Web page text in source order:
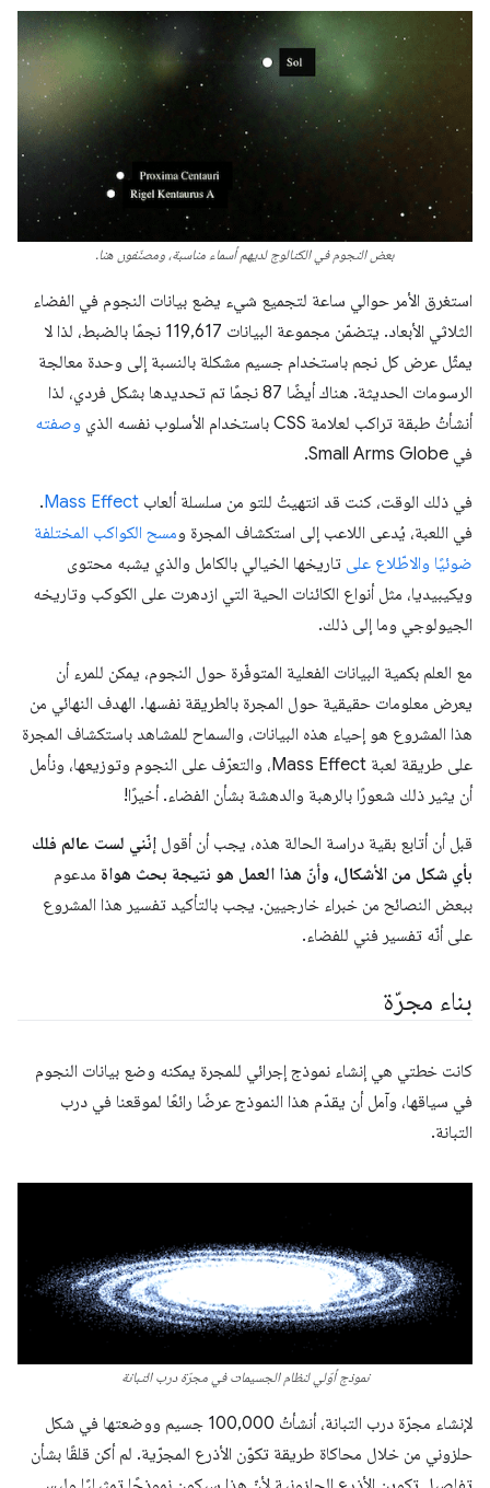
بعض النجوم في الكتالوج لديهم أسماء مناسبة، ومصنّفون هنا.
استغرق الأمر حوالي ساعة لتجميع شيء يضع بيانات النجوم في الفضاء
الثلاثي الأبعاد. يتضمّن مجموعة البيانات 119,617 نجمًا بالضبط، لذا لا
يمثّل عرض كل نجم باستخدام جسيم مشكلة بالنسبة إلى وحدة معالجة
الرسومات الحديثة. هناك أيضًا 87 نجمًا تم تحديدها بشكل فردي، لذا
أنشأتُ طبقة تراكب لعلامة CSS باستخدام الأسلوب نفسه الذي
وصفته
في Small Arms Globe.
في ذلك الوقت، كنت قد انتهيتُ للتو من سلسلة ألعاب Mass Effect
.
في اللعبة، يُدعى اللاعب إلى استكشاف المجرة ومسح الكواكب المختلفة
ضوئيًا والاطّلاع على تاريخها الخيالي بالكامل والذي يشبه محتوى
ويكيبيديا، مثل أنواع الكائنات الحية التي ازدهرت على الكوكب وتاريخه
الجيولوجي وما إلى ذلك.
مع العلم بكمية البيانات الفعلية المتوفّرة حول النجوم، يمكن للمرء أن
يعرض معلومات حقيقية حول المجرة بالطريقة نفسها. الهدف النهائي من
هذا المشروع هو إحياء هذه البيانات، والسماح للمشاهد باستكشاف المجرة
على طريقة لعبة Mass Effect، والتعرّف على النجوم وتوزيعها، ونأمل
أن يثير ذلك شعورًا بالرهبة والدهشة بشأن الفضاء. أخيرًا!
قبل أن أتابع بقية دراسة الحالة هذه، يجب أن أقول إنّني لست عالم فلك
بأي شكل من الأشكال، وأنّ هذا العمل هو نتيجة بحث هواة مدعوم
ببعض النصائح من خبراء خارجيين. يجب بالتأكيد تفسير هذا المشروع
على أنّه تفسير فني للفضاء.
بناء مجرّة
كانت خطتي هي إنشاء نموذج إجرائي للمجرة يمكنه وضع بيانات النجوم
في سياقها، وآمل أن يقدّم هذا النموذج عرضًا رائعًا لموقعنا في درب
التبانة.
نموذج أوّلي لنظام الجسيمات في مجرّة درب التبانة
لإنشاء مجرّة درب التبانة، أنشأتُ 100,000 جسيم ووضعتها في شكل
حلزوني من خلال محاكاة طريقة تكوّن الأذرع المجرّية. لم أكن قلقًا بشأن